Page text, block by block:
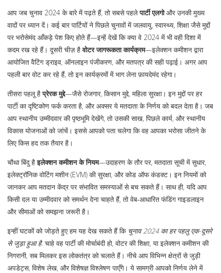
आप जब चुनाव 2024 के बारे में पढ़ते हैं, तो सबसे पहलेपार्टी एलगोऔर उनकी मुख्य
वादों पर ध्यान दें। कई बार पार्टियों ने पिछले चुनावों में जलवायु, स्वास्थ्य, शिक्षा जैसे मुद्दों
पर भरोसेमंद आँकड़े पेश किए होते हैं—इन्हें देखें कि क्या वे 2024 में भी वही दिशा में
कदम रख रहे हैं। दूसरी चीज़ हैवोटर जागरूकता कार्यक्रम—इलेक्शन कमीशन द्वारा
आयोजित वैटिंग ड्राइव, ऑनलाइन पंजीकरण, और मतपत्र की सही पढ़ाई। अगर आप
पहली बार वोट कर रहे हैं, तो इन कार्यक्रमों में भाग लेना फ़ायदेमंद रहेगा।
तीसरा पहलू हैप्रेरक मुद्दे—जैसे रोजगार, किसान मुद्दे, महिला सुरक्षा। इन मुद्दों पर हर
पार्टी का दृष्टिकोण फर्क करता है, और अक्सर ये मतदाता के निर्णय को बदल देता है। जब
आप स्थानीय उम्मीदवार की पृष्ठभूमि देखेंगे, तो उसकी साख, पिछले कार्य, और स्थानीय
विकास योजनाओं को जांचें। इससे आपको पता चलेगा कि वह आपका भरोसा जीतने के
लिए किस हद तक तैयार है।
चौथा बिंदु हैइलेक्शन कमीशन के नियम—उदाहरण के तौर पर, मतदाता सूची में सुधार,
इलेक्ट्रॉनिक वोटिंग मशीन (EVM) की सुरक्षा, और कोड ऑफ कंडक्ट। इन नियमों को
जानकर आप मतदान केंद्र पर संभावित समस्याओं से बच सकते हैं। साथ ही, यदि आप
किसी दल या उम्मीदवार को समर्थन देना चाहते हैं, तो वेब‑आधारित फंडिंग गाइडलाइन
और सीमाओं को समझना जरूरी है।
इन्हीं घटकों को जोड़ते हुए हम यह देख सकते हैं कि चुनाव 2024 का हर पहलु एक-दूसरे
से जुड़ा हुआ है. चाहे वह पार्टी की मोर्चाबंदी हो, वोटर की शिक्षा, या इलेक्शन कमीशन की
निगरानी, सब मिलकर इस लोकतंत्र को चलाते हैं। नीचे आप विभिन्न क्षेत्रों से जुड़ी
अपडेट्स, विशेष लेख, और विशेषज्ञ विश्लेषण पाएँगे। ये सामग्री आपको निर्णय लेने में